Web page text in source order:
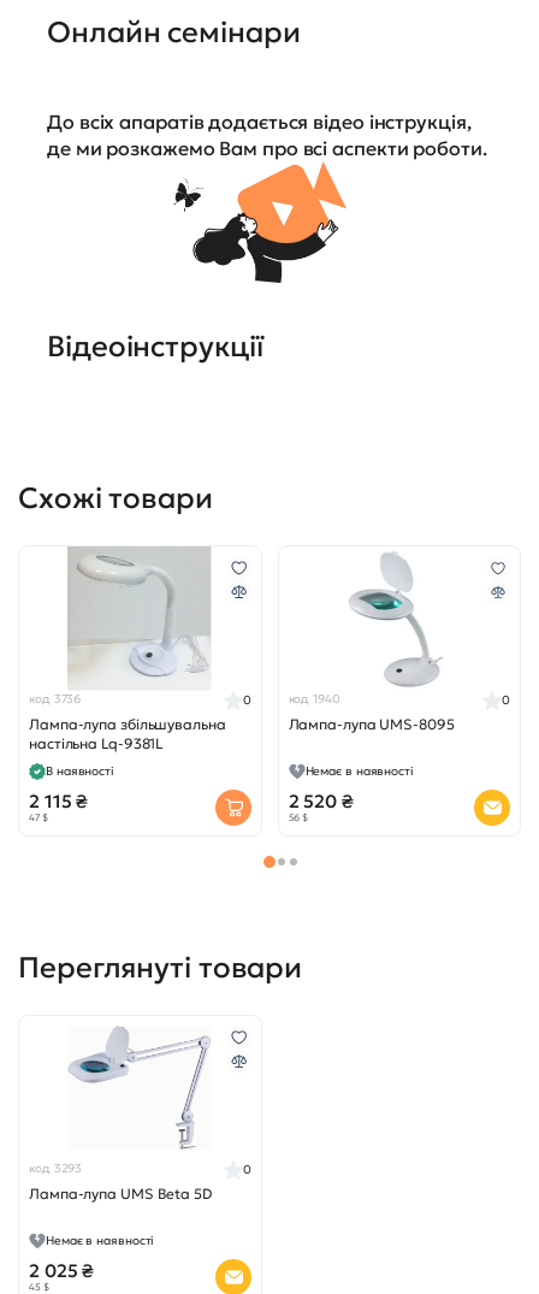
Онлайн семінари
До всіх апаратів додається відео інструкція,
де ми розкажемо Вам про всі аспекти роботи.
Відеоінструкції
Схожі товари
код 3736
Лампа-лупа збільшувальна
настільна Lq-9381L
0
В наявності
2 115 ₴
47 $
код 1940
Лампа-лупа UMS-8095
0
Немає в наявності
2 520 ₴
56 $
Переглянуті товари
код 3293
Лампа-лупа UMS Beta 5D
0
Немає в наявності
2 025 ₴
45 $